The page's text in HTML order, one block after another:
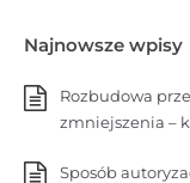
Najnowsze wpisy
Rozbudowa
zmniejszenia –
Sposób